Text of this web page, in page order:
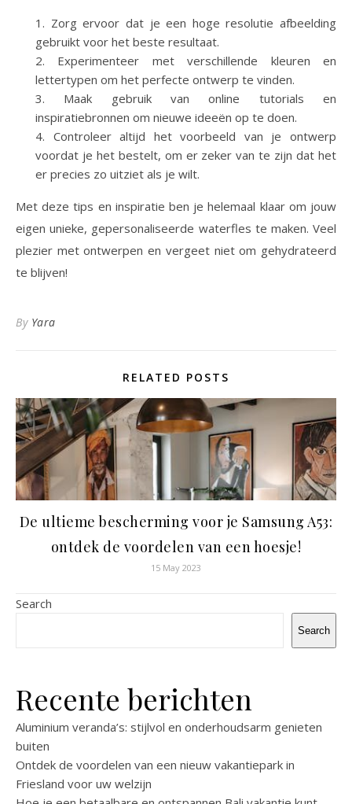
Zorg ervoor dat je een hoge resolutie afbeelding
gebruikt voor het beste resultaat.
Experimenteer met verschillende kleuren en
lettertypen om het perfecte ontwerp te vinden.
Maak gebruik van online tutorials en
inspiratiebronnen om nieuwe ideeën op te doen.
Controleer altijd het voorbeeld van je ontwerp
voordat je het bestelt, om er zeker van te zijn dat het
er precies zo uitziet als je wilt.
Met deze tips en inspiratie ben je helemaal klaar om jouw
eigen unieke, gepersonaliseerde waterfles te maken. Veel
plezier met ontwerpen en vergeet niet om gehydrateerd
te blijven!
By Yara
RELATED POSTS
De ultieme bescherming voor je Samsung A53:
ontdek de voordelen van een hoesje!
15 May 2023
Search
Search
Recente berichten
Aluminium veranda’s: stijlvol en onderhoudsarm genieten
buiten
Ontdek de voordelen van een nieuw vakantiepark in
Friesland voor uw welzijn